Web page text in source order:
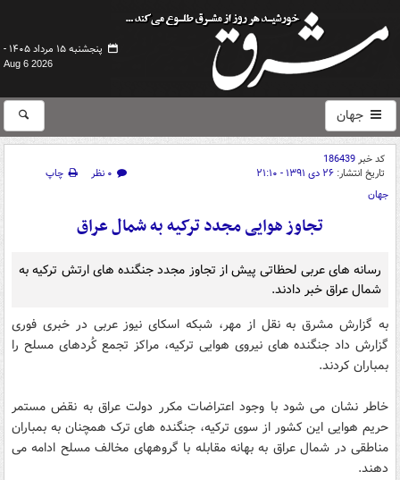
پنجشنبه ۱۵ مرداد ۱۴۰۵ -
Aug 6 2026
جهان
کد خبر186439
تاریخ انتشار: ۲۶ دی ۱۳۹۱ - ۲۱:۱۰ ۰ نظر
چاپ
جهان
تجاوز هوایی مجدد ترکیه به شمال عراق
رسانه های عربی لحظاتی پیش از تجاوز مجدد جنگنده های ارتش ترکیه به
شمال عراق خبر دادند.
به گزارش مشرق به نقل از مهر، شبکه اسکای نیوز عربی در خبری فوری
گزارش داد جنگنده های نیروی هوایی ترکیه، مراکز تجمع کُردهای مسلح را
بمباران کردند.
خاطر نشان می شود با وجود اعتراضات مکرر دولت عراق به نقض مستمر
حریم هوایی این کشور از سوی ترکیه، جنگنده های ترک همچنان به بمباران
مناطقی در شمال عراق به بهانه مقابله با گروههای مخالف مسلح ادامه می
دهند.